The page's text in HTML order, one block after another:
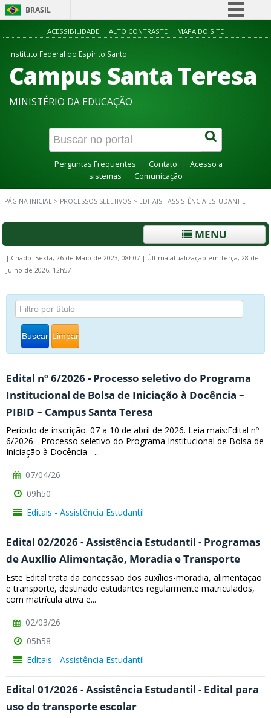
BRASIL
Simplifique!
Participe
Acesso à informação
Canais
ACESSIBILIDADE ALTO CONTRASTE MAPA DO SITE
Instituto Federal do Espírito Santo
Campus Santa Teresa
MINISTÉRIO DA EDUCAÇÃO
Perguntas Frequentes Contato
Acesso a
sistemas
Comunicação
PÁGINA INICIAL > PROCESSOS SELETIVOS > EDITAIS - ASSISTÊNCIA ESTUDANTIL
MENU
| Criado: Sexta, 26 de Maio de 2023, 08h07 | Última atualização em Terça, 28 de
Julho de 2026, 12h57
Buscar Limpar
Edital nº 6/2026 - Processo seletivo do Programa
Institucional de Bolsa de Iniciação à Docência –
PIBID – Campus Santa Teresa
Período de inscrição: 07 a 10 de abril de 2026. Leia mais:Edital nº
6/2026 - Processo seletivo do Programa Institucional de Bolsa de
Iniciação à Docência –...
07/04/26
09h50
Editais - Assistência Estudantil
Edital 02/2026 - Assistência Estudantil - Programas
de Auxílio Alimentação, Moradia e Transporte
Este Edital trata da concessão dos auxílios-moradia, alimentação
e transporte, destinado estudantes regularmente matriculados,
com matrícula ativa e...
02/03/26
05h58
Editais - Assistência Estudantil
Edital 01/2026 - Assistência Estudantil - Edital para
uso do transporte escolar